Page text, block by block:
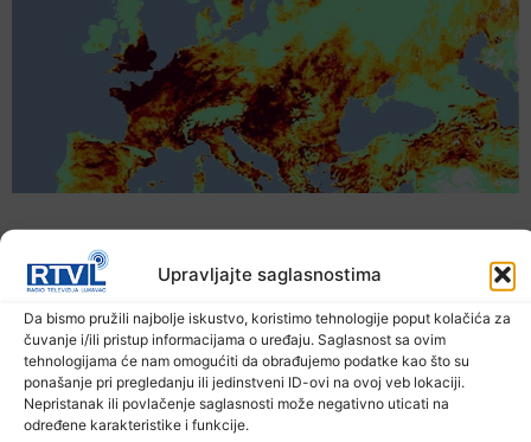
Upravljajte saglasnostima
Da bismo pružili najbolje iskustvo, koristimo tehnologije poput kolačića za
čuvanje i/ili pristup informacijama o uređaju. Saglasnost sa ovim
tehnologijama će nam omogućiti da obrađujemo podatke kao što su
ponašanje pri pregledanju ili jedinstveni ID-ovi na ovoj veb lokaciji.
Nepristanak ili povlačenje saglasnosti može negativno uticati na
određene karakteristike i funkcije.